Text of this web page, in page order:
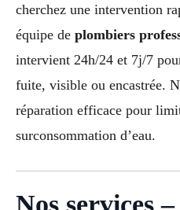
cherchez une intervention
équipe de plombiers
intervient 24h/24 et 7j/7
fuite, visible ou encastrée.
réparation efficace pour
surconsommation d’eau.
Nos services